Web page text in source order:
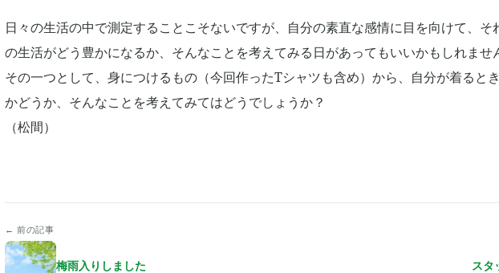
日々の生活の中で測定することこそないですが、自分の素直な感情に目を向けて、そ
の生活がどう豊かになるか、そんなことを考えてみる日があってもいいかもしれませ
その一つとして、身につけるもの（今回作ったTシャツも含め）から、自分が着ると
かどうか、そんなことを考えてみてはどうでしょうか？
（松間）
← 前の記事
梅雨入りしました スタ